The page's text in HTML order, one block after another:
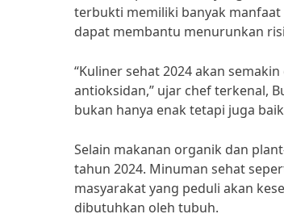
terbukti memiliki banyak
dapat membantu menurunkan
“Kuliner sehat 2024 akan
antioksidan,” ujar chef terkenal,
bukan hanya enak tetapi juga
Selain makanan organik dan
tahun 2024. Minuman sehat
masyarakat yang peduli akan
dibutuhkan oleh tubuh.